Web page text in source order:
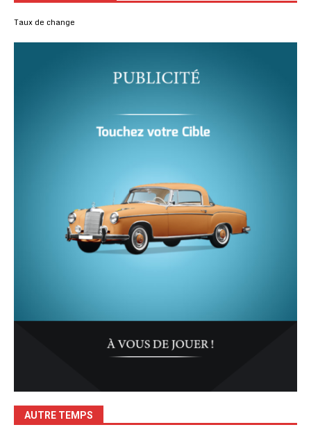
Taux de change
AUTRE TEMPS